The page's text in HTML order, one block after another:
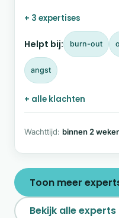
Met NEI (Neuro
werk ik direct met je
we wat daar is
praatsessies.
+ 3 expertises
Helpt bij: burn-out
angst
+ alle klachten
Wachttijd: binnen 2
Toon meer
Bekijk alle